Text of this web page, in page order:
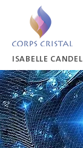
ISABELLE CANDEL